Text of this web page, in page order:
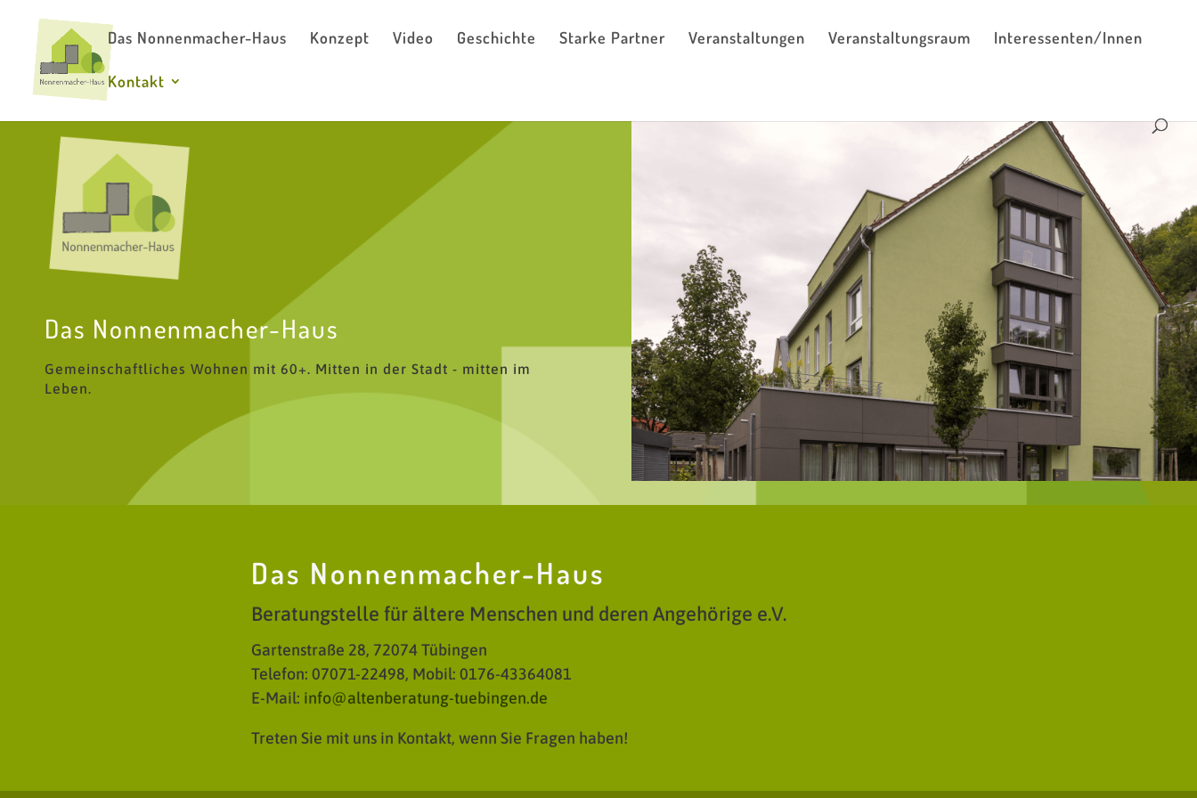
Das Nonnenmacher-Haus Konzept Video Geschichte Starke Partner Veranstaltungen Veranstaltungsraum Interessenten/Innen
Kontakt
Das Nonnenmacher-Haus
Gemeinschaftliches Wohnen mit 60+. Mitten in der Stadt - mitten im
Leben.
Das Nonnenmacher-Haus
Beratungstelle für ältere Menschen und deren Angehörige e.V.
Gartenstraße 28, 72074 Tübingen
Telefon: 07071-22498, Mobil: 0176-43364081
E-Mail: info@altenberatung-tuebingen.de
Treten Sie mit uns in Kontakt, wenn Sie Fragen haben!